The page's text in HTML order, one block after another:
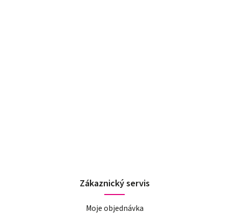
Zákaznický servis
Moje objednávka